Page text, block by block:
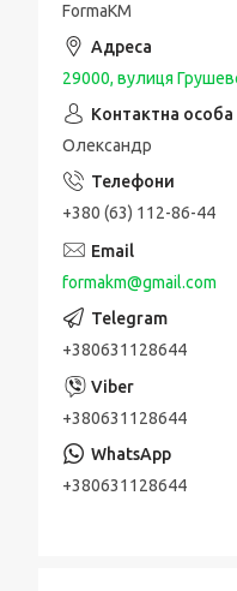
FormaKM
29000, вулиця
Олександр
+380 (63) 112-86-44
formakm@gmail.com
+380631128644
+380631128644
+380631128644